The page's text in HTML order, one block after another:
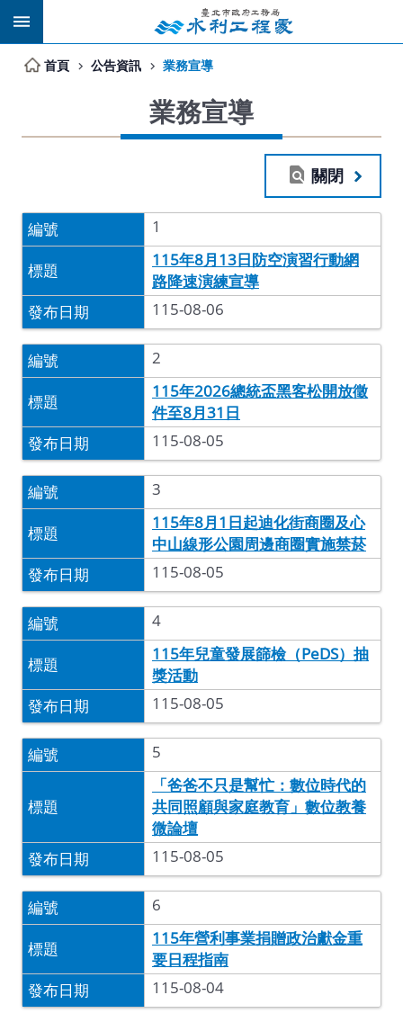
跳到主要內容區塊
首頁 公告資訊 業務宣導
業務宣導
關閉
1
115年8月13日防空演習行動網
路降速演練宣導
115-08-06
2
115年2026總統盃黑客松開放徵
件至8月31日
115-08-05
3
115年8月1日起迪化街商圈及心
中山線形公園周邊商圈實施禁菸
115-08-05
4
115年兒童發展篩檢（PeDS）抽
獎活動
115-08-05
5
「爸爸不只是幫忙：數位時代的
共同照顧與家庭教育」數位教養
微論壇
115-08-05
6
115年營利事業捐贈政治獻金重
要日程指南
115-08-04